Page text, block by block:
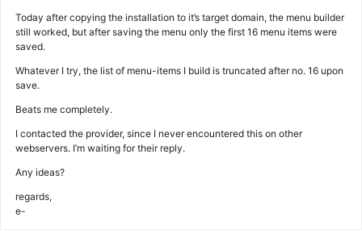
Today after copying the installation to it’s target domain, the menu builder
still worked, but after saving the menu only the first 16 menu items were
saved.
Whatever I try, the list of menu-items I build is truncated after no. 16 upon
save.
Beats me completely.
I contacted the provider, since I never encountered this on other
webservers. I’m waiting for their reply.
Any ideas?
regards,
e-